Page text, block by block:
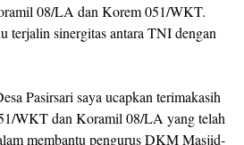
08/LA dan Korem 051/WKT.
terjalin sinergitas antara TNI dengan
Pasirsari saya ucapkan terimakasih
WKT dan Koramil 08/LA yang telah
membantu pengurus DKM Masjid-